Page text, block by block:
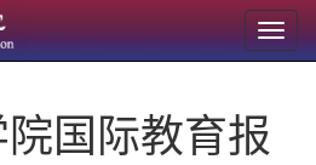
国际教育报